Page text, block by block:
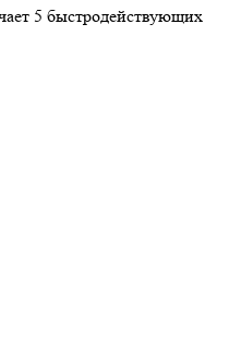
5 быстродействующих